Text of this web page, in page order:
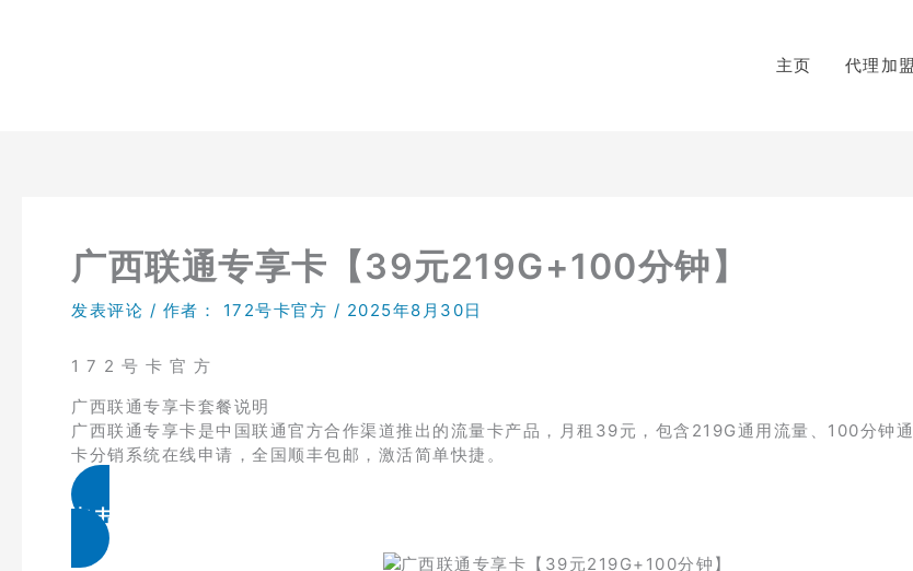
主页 代理加盟
广西联通专享卡【39元219G+100分钟】
发表评论 / 作者： 172号卡官方 / 2025年8月30日
1 7 2 号 卡 官 方
广西联通专享卡套餐说明
广西联通专享卡是中国联通官方合作渠道推出的流量卡产品，月租39元，包含219G通用流量、100分钟
卡分销系统在线申请，全国顺丰包邮，激活简单快捷。
点击免费领取